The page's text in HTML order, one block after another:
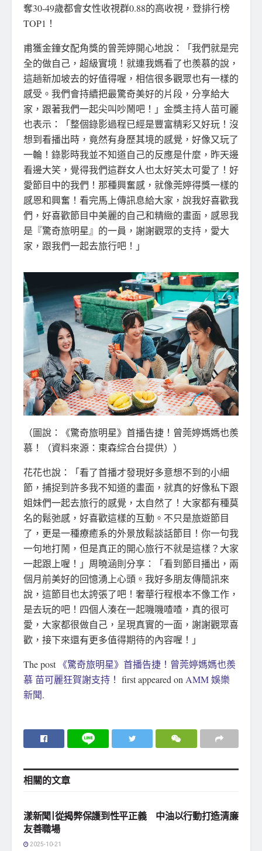
奪30-49歲都會女性收視群0.88的高收視，登排行榜
TOP1！
甫獲金鐘女配角獎的曾莞婷開心地說：「我們就是完
全的做自己，超級實境！就連我媽看了也羨慕的說，
這趟新加坡去的好值得喔，相信很多觀眾也有一樣的
感受。我們會持續把最驚奇美好的片段，分享給大
家，跟著我們一起尖叫吵鬧吧！」金獎主持人苗可麗
也表示：「整個錄影過程已經是豐富精彩又好玩！沒
想到看播出時，竟然有身歷其境的感覺，好像又玩了
一輪！錄影時我並不知道自己的反應是什麼，昨天邊
看邊大笑，覺得我們這群女人也太好笑太可愛了！好
愛節目中的我們！那種興奮感，就像莞婷得獎一樣的
感恩和興奮！看完馬上傳訊息給大家，說我好喜歡我
們，好喜歡節目中美麗的自己和精緻的畫面，感恩我
是『驚奇旅明星』的一員，謝謝觀眾的支持，愛大
家，跟我們一起去旅行吧！」
（圖說：《驚奇旅明星》首播告捷！曾莞婷媽媽也羨
慕！（資料來源：東森綜合台提供））
花花也說：「看了首播才發現好多意想不到的小細
節，捕捉到許多我不知道的畫面，就真的好像私下跟
姐妹們一起去旅行的感覺，太自然了！大家都有種莫
名的鬆弛感，好喜歡這樣的互動。不只是旅遊節目
了，更是一種療癒系的外景放鬆談話節目！你一句我
一句地打鬧，但是真正的開心旅行不就是這樣？大家
一起跟上喔！」周曉涵則分享：「看到節目播出，兩
個月前美好的回憶湧上心頭。我好多朋友傳簡訊來
說，這節目也太誇張了吧！奢華行程根本不像工作，
是去玩的吧！四個人湊在一起嘰嘰喳喳，真的很可
愛，大家都很做自己，呈現真實的一面，謝謝觀眾喜
歡，接下來還有更多值得期待的內容喔！」
The post 《驚奇旅明星》首播告捷！曾莞婷媽媽也羨
慕 苗可麗狂賀謝支持！ first appeared onAMM 娛樂
新聞.
相關的文章
漾新聞|從揭弊保護到性平正義 中油以行動打造清廉
友善職場
2025-10-21